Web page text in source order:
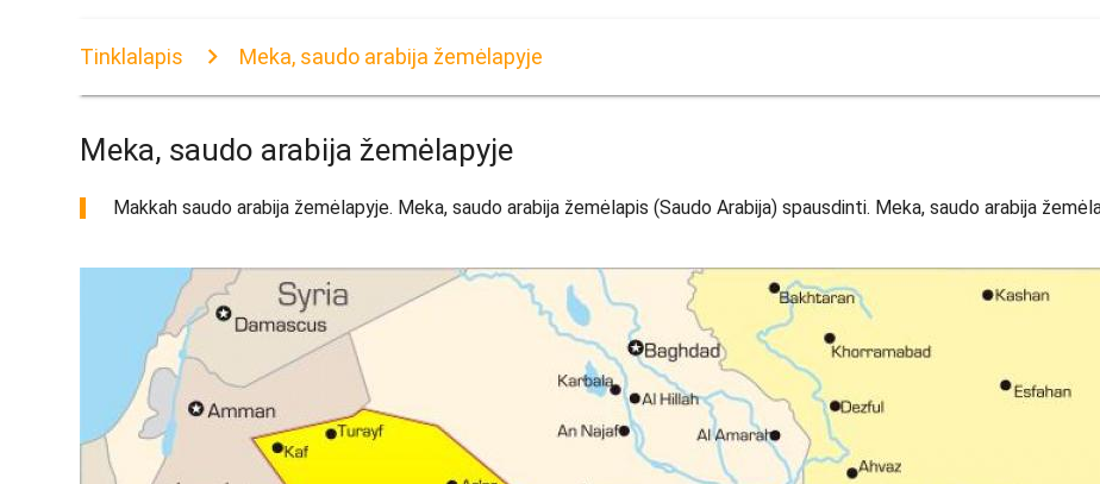
Tinklalapis Meka, saudo arabija žemėlapyje
Meka, saudo arabija žemėlapyje
Makkah saudo arabija žemėlapyje. Meka, saudo arabija žemėlapis (Saudo Arabija) spausdinti. Meka, saudo arabija